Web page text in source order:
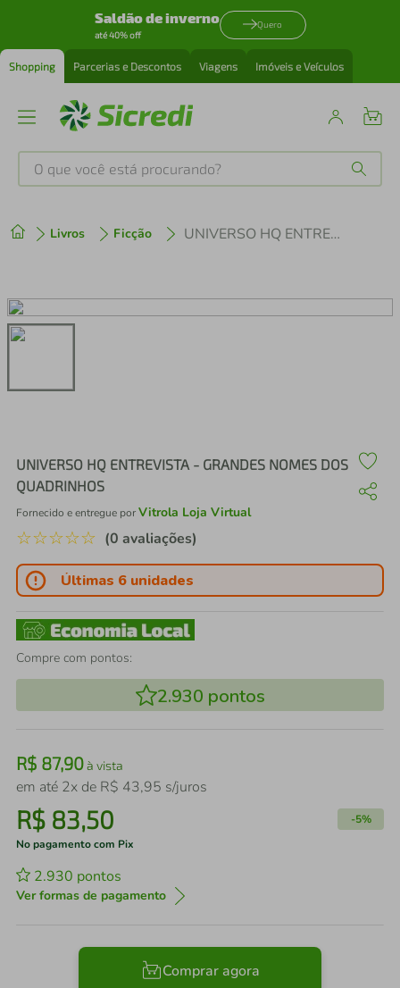
Saldão de inverno
até 40% off
Quero
Shopping Parcerias e Descontos Viagens Imóveis e Veículos
O que você está procurando?
Livros Ficção UNIVERSO HQ ENTREVISTA - GRANDES NOMES DOS QUADRINHOS
UNIVERSO HQ ENTREVISTA - GRANDES NOMES DOS
QUADRINHOS
Fornecido e entregue porVitrola Loja Virtual
☆☆☆☆☆ (0 avaliações)
Últimas 6 unidades
Compre com pontos:
2.930 pontos
R$ 87,90à vista
em até 2x de R$ 43,95 s/juros
R$ 83,50 -5%
No pagamento com Pix
2.930 pontos
Ver formas de pagamento
Comprar agora
2º cafeteira